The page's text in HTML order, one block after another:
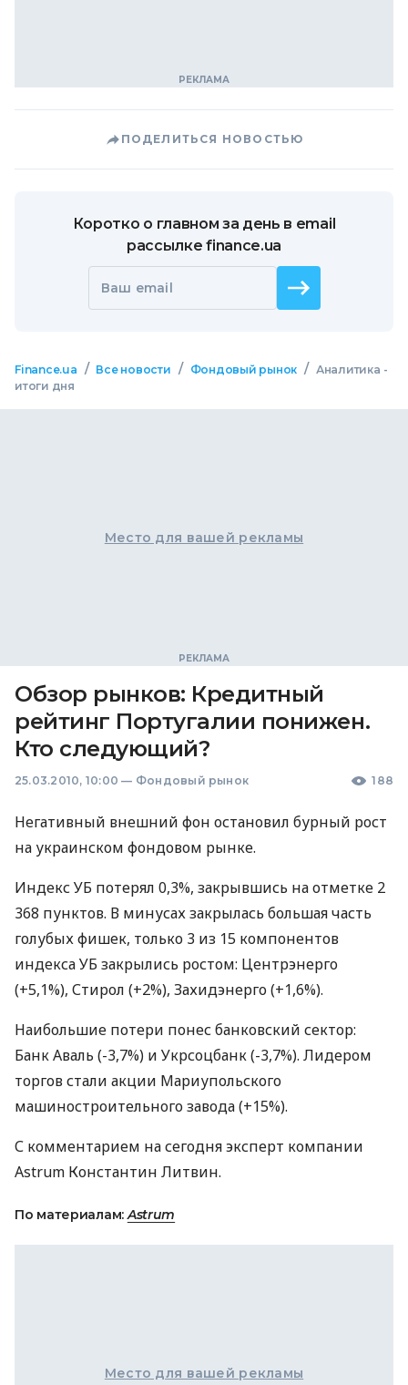
ПОДЕЛИТЬСЯ НОВОСТЬЮ
Коротко о главном за день в email
рассылке finance.ua
Ваш email
Finance.ua / Все новости / Фондовый рынок / Аналитика -
итоги дня
Место для вашей рекламы
Обзор рынков: Кредитный
рейтинг Португалии понижен.
Кто следующий?
25.03.2010, 10:00 — Фондовый рынок 188
Негативный внешний фон остановил бурный рост
на украинском фондовом рынке.
Индекс УБ потерял 0,3%, закрывшись на отметке 2
368 пунктов. В минусах закрылась большая часть
голубых фишек, только 3 из 15 компонентов
индекса УБ закрылись ростом: Центрэнерго
(+5,1%), Стирол (+2%), Захидэнерго (+1,6%).
Наибольшие потери понес банковский сектор:
Банк Аваль (-3,7%) и Укрсоцбанк (-3,7%). Лидером
торгов стали акции Мариупольского
машиностроительного завода (+15%).
С комментарием на сегодня эксперт компании
Astrum Константин Литвин.
По материалам:Astrum
Место для вашей рекламы